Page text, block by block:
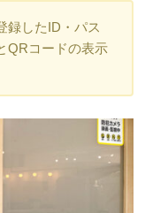
録したID・パス
QRコードの表示